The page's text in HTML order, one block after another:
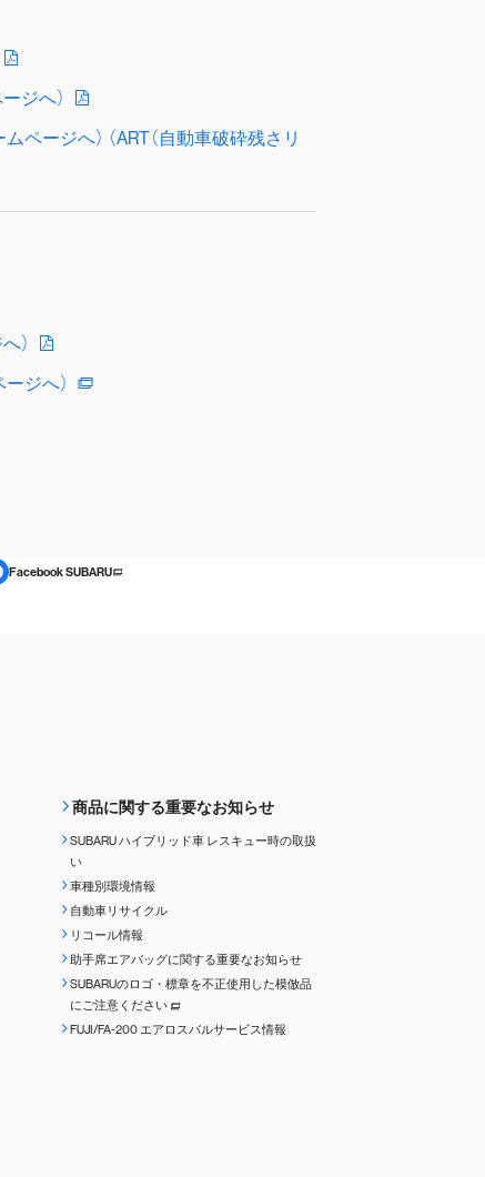
ジへ）
ページへ） （ART（自動車破砕残さリ
）
ジへ）
Facebook SUBARU
商品に関する重要なお知らせ
SUBARU ハイブリッド車 レスキュー時の取扱
い
車種別環境情報
自動車リサイクル
リコール情報
助手席エアバッグに関する重要なお知らせ
SUBARUのロゴ・標章を不正使用した模倣品
にご注意ください
FUJI/FA-200 エアロスバルサービス情報